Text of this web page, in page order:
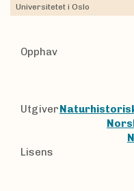
Universitetet i Oslo
Opphav
Utgiver
Lisens